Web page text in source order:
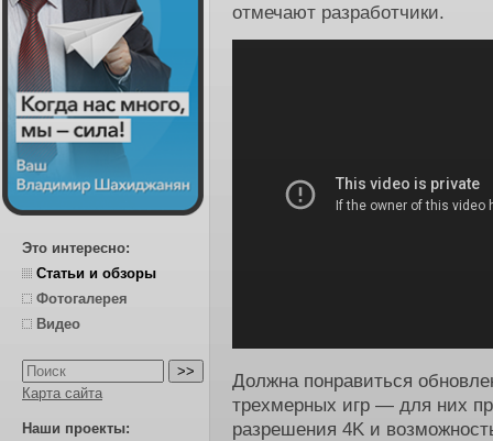
Это интересно:
Статьи и обзоры
Фотогалерея
Видео
Карта сайта
Наши проекты:
отмечают разработчики.
Должна понравиться
трехмерных игр — для них
разрешения 4K и